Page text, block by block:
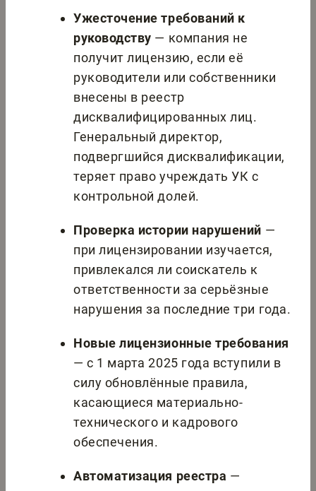
Ужесточение требований к
руководству — компания не
получит лицензию, если её
руководители или собственники
внесены в реестр
дисквалифицированных лиц.
Генеральный директор,
подвергшийся дисквалификации,
теряет право учреждать УК с
контрольной долей.
Проверка истории нарушений —
при лицензировании изучается,
привлекался ли соискатель к
ответственности за серьёзные
нарушения за последние три года.
Новые лицензионные требования
— с 1 марта 2025 года вступили в
силу обновлённые правила,
касающиеся материально-
технического и кадрового
обеспечения.
Автоматизация реестра —